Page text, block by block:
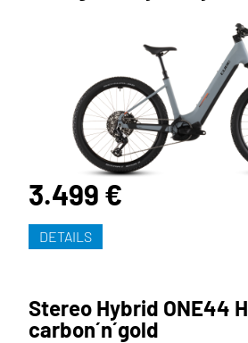
3.499 €
DETAILS
Stereo Hybrid ONE44
carbon´n´gold